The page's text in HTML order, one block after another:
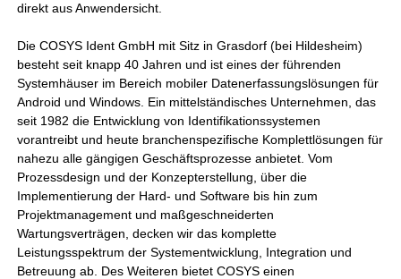
direkt aus Anwendersicht.
Die COSYS Ident GmbH mit Sitz in Grasdorf (bei Hildesheim)
besteht seit knapp 40 Jahren und ist eines der führenden
Systemhäuser im Bereich mobiler Datenerfassungslösungen für
Android und Windows. Ein mittelständisches Unternehmen, das
seit 1982 die Entwicklung von Identifikationssystemen
vorantreibt und heute branchenspezifische Komplettlösungen für
nahezu alle gängigen Geschäftsprozesse anbietet. Vom
Prozessdesign und der Konzepterstellung, über die
Implementierung der Hard- und Software bis hin zum
Projektmanagement und maßgeschneiderten
Wartungsverträgen, decken wir das komplette
Leistungsspektrum der Systementwicklung, Integration und
Betreuung ab. Des Weiteren bietet COSYS einen